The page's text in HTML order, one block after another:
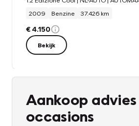
2009
Benzine 37.426 km
€ 4.150
Bekijk
Aankoop advies
occasions